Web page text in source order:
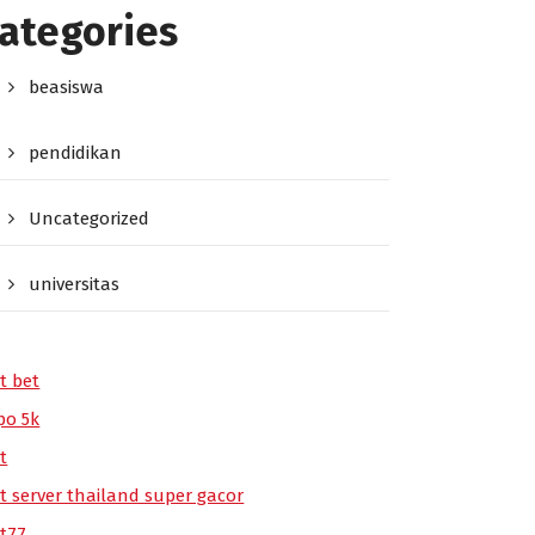
beasiswa
pendidikan
Uncategorized
universitas
bet
5k
server thailand super gacor